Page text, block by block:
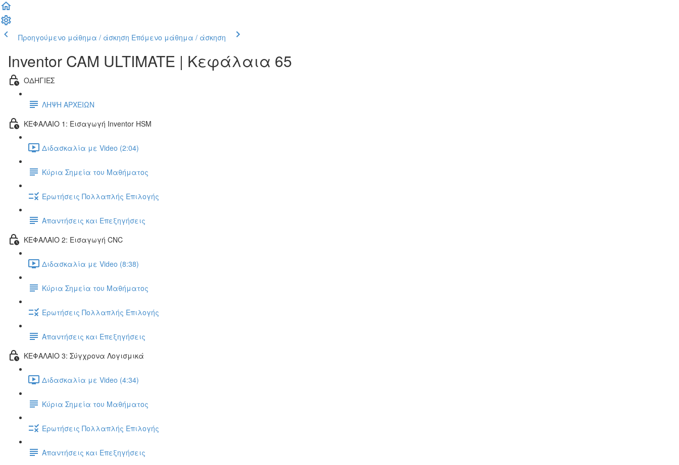
Προηγούμενο μάθημα / άσκηση Επόμενο μάθημα / άσκηση
Inventor CAM ULTIMATE | Κεφάλαια 65
ΟΔΗΓΙΕΣ
ΛΗΨΗ ΑΡΧΕΙΩΝ
ΚΕΦΑΛΑΙΟ 1: Εισαγωγή Inventor HSM
Διδασκαλία με Video (2:04)
Κύρια Σημεία του Μαθήματος
Ερωτήσεις Πολλαπλής Επιλογής
Απαντήσεις και Επεξηγήσεις
ΚΕΦΑΛΑΙΟ 2: Εισαγωγή CNC
Διδασκαλία με Video (8:38)
Κύρια Σημεία του Μαθήματος
Ερωτήσεις Πολλαπλής Επιλογής
Απαντήσεις και Επεξηγήσεις
ΚΕΦΑΛΑΙΟ 3: Σύγχρονα Λογισμικά
Διδασκαλία με Video (4:34)
Κύρια Σημεία του Μαθήματος
Ερωτήσεις Πολλαπλής Επιλογής
Απαντήσεις και Επεξηγήσεις